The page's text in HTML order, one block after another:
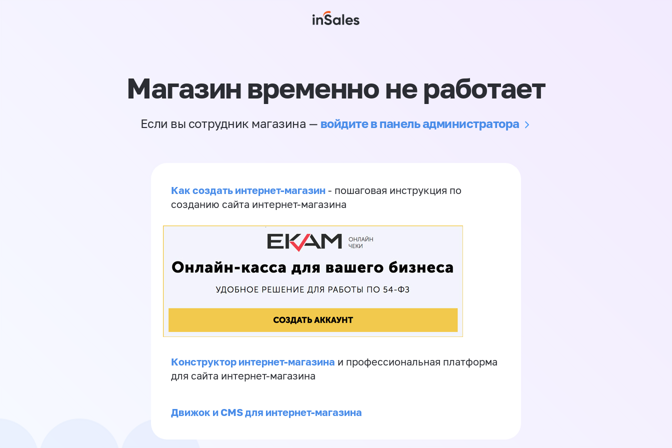
Магазин временно не работает
Если вы сотрудник магазина — войдите в панель администратора
Как создать интернет-магазин - пошаговая инструкция по
созданию сайта интернет-магазина
Конструктор интернет-магазина и профессиональная платформа
для сайта интернет-магазина
Движок и CMS для интернет-магазина